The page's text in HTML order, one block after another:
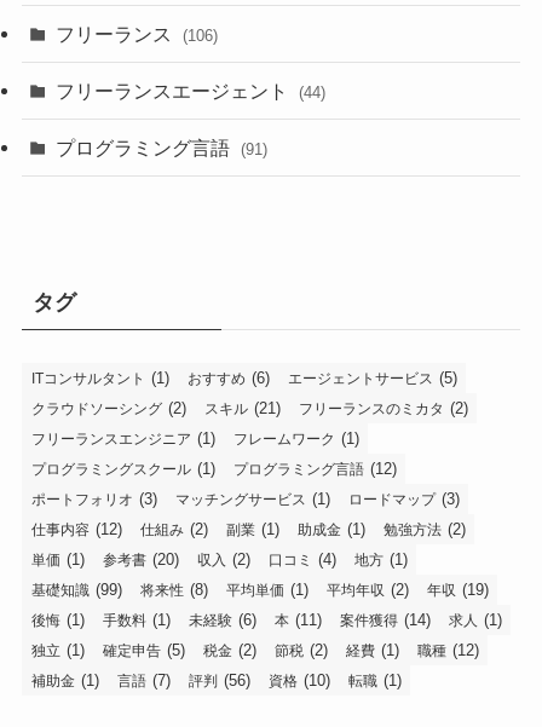
フリーランス (106)
フリーランスエージェント (44)
プログラミング言語 (91)
タグ
ITコンサルタント (1) おすすめ (6) エージェントサービス (5)
クラウドソーシング (2) スキル (21) フリーランスのミカタ (2)
フリーランスエンジニア (1) フレームワーク (1)
プログラミングスクール (1) プログラミング言語 (12)
ポートフォリオ (3) マッチングサービス (1) ロードマップ(3)
仕事内容 (12) 仕組み (2) 副業 (1) 助成金 (1) 勉強方法 (2)
単価 (1) 参考書 (20) 収入 (2) 口コミ (4) 地方 (1)
基礎知識 (99) 将来性 (8) 平均単価 (1) 平均年収 (2) 年収 (19)
後悔 (1) 手数料 (1) 未経験 (6) 本 (11) 案件獲得 (14) 求人 (1)
独立 (1) 確定申告 (5) 税金 (2) 節税 (2) 経費 (1) 職種 (12)
補助金 (1) 言語 (7) 評判 (56) 資格 (10) 転職 (1)